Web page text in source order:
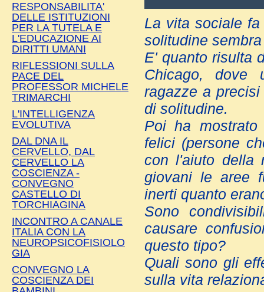
La vita sociale
solitudine
E' quanto risulta
Chicago, dove
ragazze a
di solitudine.
Poi ha
felici (persone
con l'aiuto della
giovani le aree
inerti quanto
Sono
causare
questo tipo?
Quali sono gli
sulla vita
RESPONSABILITA'
DELLE ISTITUZIONI
PER LA TUTELA E
L'EDUCAZIONE AI
DIRITTI UMANI
RIFLESSIONI SULLA
PACE DEL
PROFESSOR MICHELE
TRIMARCHI
L'INTELLIGENZA
EVOLUTIVA
DAL DNA IL
CERVELLO, DAL
CERVELLO LA
COSCIENZA -
CONVEGNO
CASTELLO DI
TORCHIAGINA
INCONTRO A CANALE
ITALIA CON LA
NEUROPSICOFISIOLO
GIA
CONVEGNO LA
COSCIENZA DEI